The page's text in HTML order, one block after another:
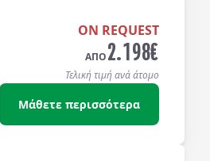
ON REQUEST
ΑΠΟ2.198€
Τελική τιμή ανά άτομο
Μάθετε περισσότερα